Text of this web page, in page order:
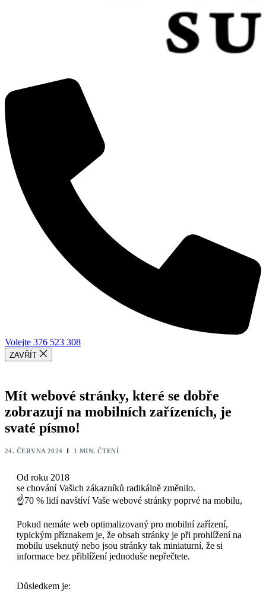
Volejte 376 523 308
ZAVŘÍT
Mít webové stránky, které se dobře
zobrazují na mobilních zařízeních, je
svaté písmo!
24. ČERVNA 2024 Ι 1 MIN. ČTENÍ
Od roku 2018
se chování Vašich zákazníků radikálně změnilo.
☝70 % lidí navštíví Vaše webové stránky poprvé na mobilu,
Pokud nemáte web optimalizovaný pro mobilní zařízení,
typickým příznakem je, že obsah stránky je při prohlížení na
mobilu useknutý nebo jsou stránky tak miniaturní, že si
informace bez přiblížení jednoduše nepřečtete.
Důsledkem je: